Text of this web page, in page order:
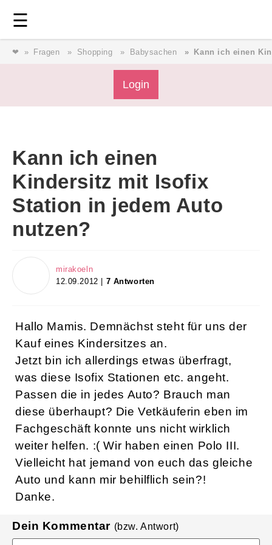
☰
❤ Fragen Shopping Babysachen Kann ich einen
Login
Kann ich einen
Kindersitz mit Isofix
Station in jedem Auto
nutzen?
mirakoeln
12.09.2012 | 7 Antworten
Forum
Service